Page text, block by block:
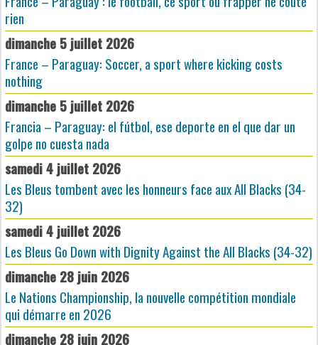
rien
dimanche 5 juillet 2026
France – Paraguay: Soccer, a sport where kicking costs
nothing
dimanche 5 juillet 2026
Francia – Paraguay: el fútbol, ese deporte en el que dar un
golpe no cuesta nada
samedi 4 juillet 2026
Les Bleus tombent avec les honneurs face aux All Blacks (34-
32)
samedi 4 juillet 2026
Les Bleus Go Down with Dignity Against the All Blacks (34-32)
dimanche 28 juin 2026
Le Nations Championship, la nouvelle compétition mondiale
qui démarre en 2026
dimanche 28 juin 2026